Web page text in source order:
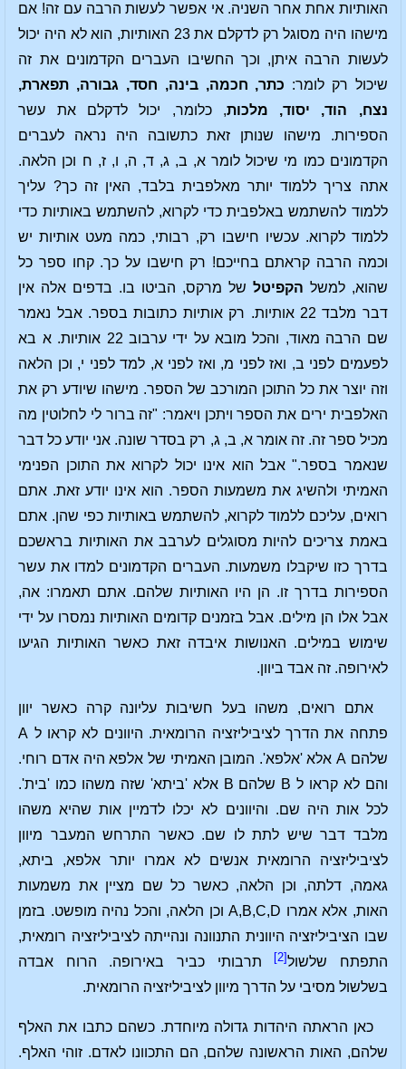
האותיות אחת אחר השניה. אי אפשר לעשות הרבה עם זה! אם
מישהו היה מסוגל רק לדקלם את 23 האותיות, הוא לא היה יכול
לעשות הרבה איתן, וכך החשיבו העברים הקדמונים את זה
שיכול רק לומר: כתר, חכמה, בינה, חסד, גבורה, תפארת,
נצח, הוד, יסוד, מלכות, כלומר, יכול לדקלם את עשר
הספירות. מישהו שנותן זאת כתשובה היה נראה לעברים
הקדמונים כמו מי שיכול לומר א, ב, ג, ד, ה, ו, ז, ח וכן הלאה.
אתה צריך ללמוד יותר מאלפבית בלבד, האין זה כך? עליך
ללמוד להשתמש באלפבית כדי לקרוא, להשתמש באותיות כדי
ללמוד לקרוא. עכשיו חישבו רק, רבותי, כמה מעט אותיות יש
וכמה הרבה קראתם בחייכם! רק חישבו על כך. קחו ספר כל
שהוא, למשל הקפיטל של מרקס, הביטו בו. בדפים אלה אין
דבר מלבד 22 אותיות. רק אותיות כתובות בספר. אבל נאמר
שם הרבה מאוד, והכל מובא על ידי ערבוב 22 אותיות. א בא
לפעמים לפני ב, ואז לפני מ, ואז לפני א, למד לפני י, וכן הלאה
וזה יוצר את כל התוכן המורכב של הספר. מישהו שיודע רק את
האלפבית ירים את הספר ויתכן ויאמר: "זה ברור לי לחלוטין מה
מכיל ספר זה. זה אומר א, ב, ג, רק בסדר שונה. אני יודע כל דבר
שנאמר בספר." אבל הוא אינו יכול לקרוא את התוכן הפנימי
האמיתי ולהשיג את משמעות הספר. הוא אינו יודע זאת. אתם
רואים, עליכם ללמוד לקרוא, להשתמש באותיות כפי שהן. אתם
באמת צריכים להיות מסוגלים לערבב את האותיות בראשכם
בדרך כזו שיקבלו משמעות. העברים הקדמונים למדו את עשר
הספירות בדרך זו. הן היו האותיות שלהם. אתם תאמרו: אה,
אבל אלו הן מילים. אבל בזמנים קדומים האותיות נמסרו על ידי
שימוש במילים. האנושות איבדה זאת כאשר האותיות הגיעו
לאירופה. זה אבד ביוון.
אתם רואים, משהו בעל חשיבות עליונה קרה כאשר יוון
פתחה את הדרך לציביליזציה הרומאית. היוונים לא קראו ל A
שלהם A אלא 'אלפא'. המובן האמיתי של אלפא היה אדם רוחי.
והם לא קראו ל B שלהם B אלא 'ביתא' שזה משהו כמו 'בית'.
לכל אות היה שם. והיוונים לא יכלו לדמיין אות שהיא משהו
מלבד דבר שיש לתת לו שם. כאשר התרחש המעבר מיוון
לציביליזציה הרומאית אנשים לא אמרו יותר אלפא, ביתא,
גאמה, דלתה, וכן הלאה, כאשר כל שם מציין את משמעות
האות, אלא אמרו A,B,C,D וכן הלאה, והכל נהיה מופשט. בזמן
שבו הציביליזציה היוונית התנוונה ונהייתה לציביליזציה רומאית,
התפתח שלשול[2]
תרבותי כביר באירופה. הרוח אבדה
בשלשול מסיבי על הדרך מיוון לציביליזציה הרומאית.
כאן הראתה היהדות גדולה מיוחדת. כשהם כתבו את האלף
שלהם, האות הראשונה שלהם, הם התכוונו לאדם. זוהי האלף.